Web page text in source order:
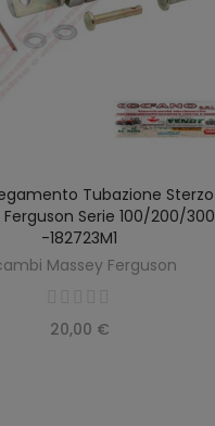
SCOPRIRE
Tubazione Sterzo
Ferguson Serie 100/200/300
-182723M1
Massey Ferguson
20,00 €